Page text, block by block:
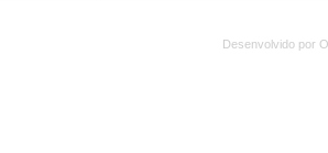
Desenvolvido por